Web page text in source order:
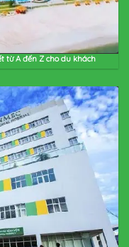
từ A đến Z cho du khách